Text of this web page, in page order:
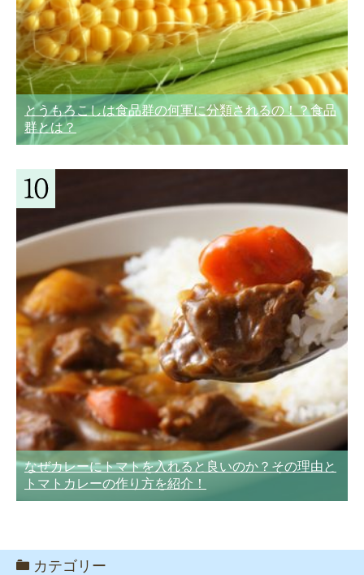
とうもろこしは食品群の何軍に分類されるの！？食品
群とは？
なぜカレーにトマトを入れると良いのか？その理由と
トマトカレーの作り方を紹介！
カテゴリー